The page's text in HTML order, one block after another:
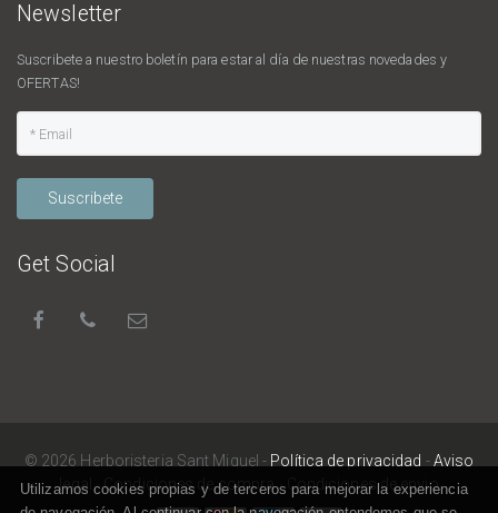
Newsletter
Suscribete a nuestro boletín para estar al día de nuestras novedades y
OFERTAS!
Suscribete
Get Social
© 2026 Herboristeria Sant Miquel - Política de privacidad -Aviso
legal -Condiciones de compra- Condiciones de envio
Utilizamos cookies propias y de terceros para mejorar la experiencia